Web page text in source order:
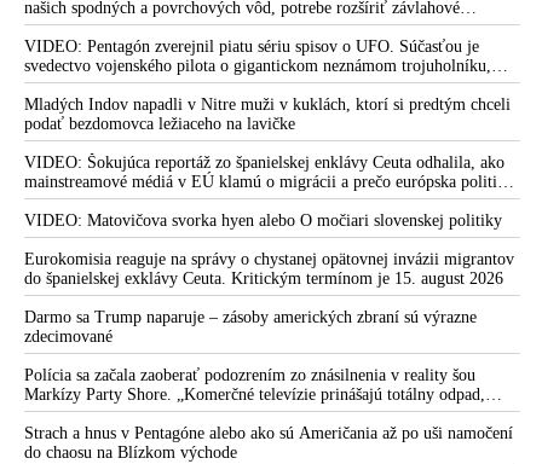
našich spodných a povrchových vôd, potrebe rozšíriť závlahové
systémy, ak si chceme zaistiť potravinovú bezpečnosť, dozvukoch
invázie afrických migrantov do Ceuty, zverejnenom rozhovore s
Vladimírom Mečiarom, ktorý podráždil progresívnych liberálov, ale aj
o klamstvách Sorosovho denníka SME brániaceho pedofilov
VIDEO: Pentagón zverejnil piatu sériu spisov o UFO. Súčasťou je
svedectvo vojenského pilota o gigantickom neznámom trojuholníku,
ktorý v roku 2002 zakrýval hviezdy nad Afganistanom. Podľa Dr.
Michaela Sallu piata várka kopíruje predošlé zverejnenia – neprináša nič
zásadné a tému UFO robí nudnou
Mladých Indov napadli v Nitre muži v kuklách, ktorí si predtým chceli
podať bezdomovca ležiaceho na lavičke
VIDEO: Šokujúca reportáž zo španielskej enklávy Ceuta odhalila, ako
mainstreamové médiá v EÚ klamú o migrácii a prečo európska politika
pod rúškom Migračného paktu migráciu v skutočnosti podporuje
VIDEO: Matovičova svorka hyen alebo O močiari slovenskej politiky
Eurokomisia reaguje na správy o chystanej opätovnej invázii migrantov
do španielskej exklávy Ceuta. Kritickým termínom je 15. august 2026
Darmo sa Trump naparuje – zásoby amerických zbraní sú výrazne
zdecimované
Polícia sa začala zaoberať podozrením zo znásilnenia v reality šou
Markízy Party Shore. „Komerčné televízie prinášajú totálny odpad,
mozgy ľudí zasypávajú hnojom,“ vyhlásil v reakcii exminister školstva
Juraj Draxler. „KDE SÚ protesty, výkriky či štrajky novinárov a
mediálnych pracovníkov?“ spýtal sa
Strach a hnus v Pentagóne alebo ako sú Američania až po uši namočení
do chaosu na Blízkom východe